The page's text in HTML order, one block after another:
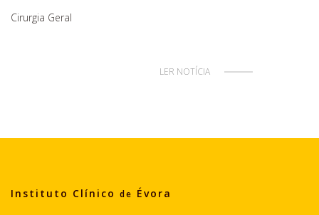
Cirurgia Geral
LER NOTÍCIA
Instituto Clínico de Évora